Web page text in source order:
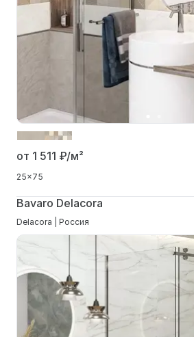
от 1 511 ₽/м²
25x75
Bavaro Delacora
Delacora | Россия